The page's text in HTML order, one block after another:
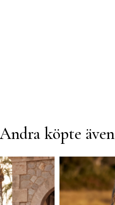
Andra köpte även